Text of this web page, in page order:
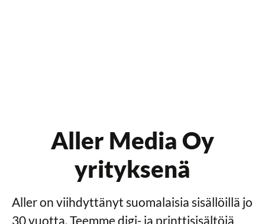
Aller Media Oy
yrityksenä
Aller on viihdyttänyt suomalaisia sisällöillä jo
30 vuotta. Teemme digi- ja printtisisältöjä